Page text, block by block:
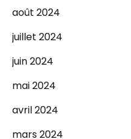
août 2024
juillet 2024
juin 2024
mai 2024
avril 2024
mars 2024